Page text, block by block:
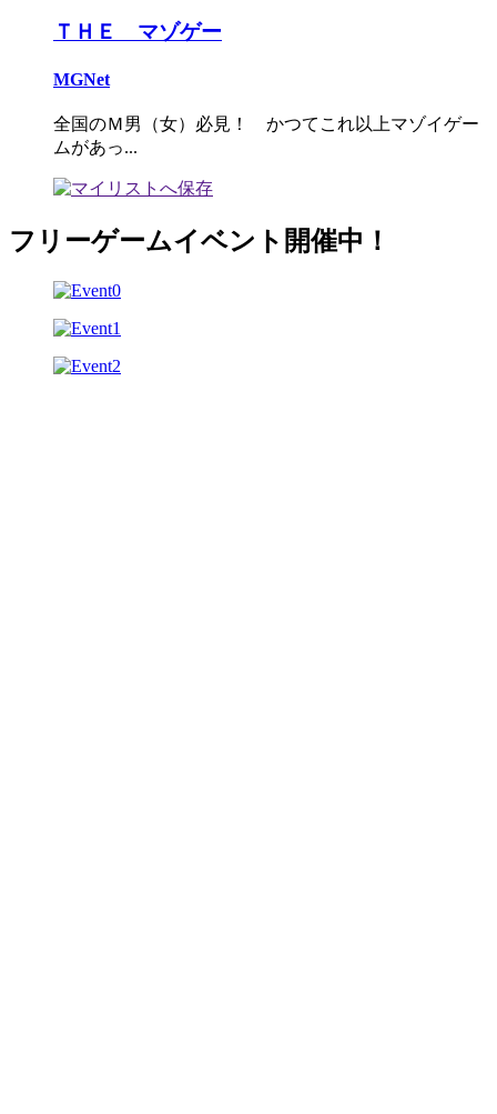
ＴＨＥ マゾゲー
MGNet
全国のＭ男（女）必見！ かつてこれ以上マゾイゲー
ムがあっ...
フリーゲームイベント開催中！